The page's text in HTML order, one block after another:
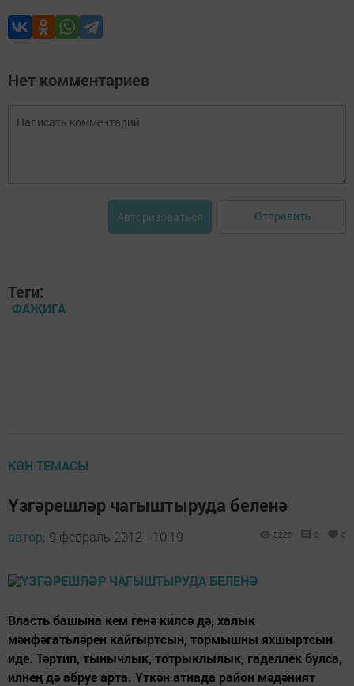
Нет комментариев
Авторизоваться Отправить
Теги:
ФАҖИГА
КӨН ТЕМАСЫ
Үзгәрешләр чагыштыруда беленә
автор, 9 февраль 2012 - 10:19 5220 0 0
Власть башына кем генә килсә дә, халык
мәнфәгатьләрен кайгыртсын, тормышны яхшыртсын
иде. Тәртип, тынычлык, тотрыклылык, гаделлек булса,
илнең дә абруе арта. Үткән атнада район мәдәният